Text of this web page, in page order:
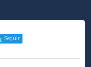
Seguir